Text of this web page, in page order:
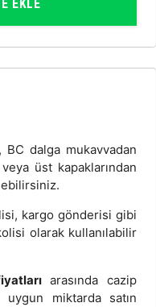
EKLE
BC dalga mukavvadan
üst kapaklarından
kargo gönderisi gibi
olarak kullanılabilir
arasında cazip
uygun miktarda satın